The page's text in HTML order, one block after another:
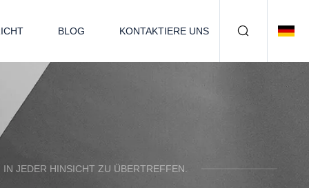
BLOG KONTAKTIERE UNS
JEDER HINSICHT ZU ÜBERTREFFEN.